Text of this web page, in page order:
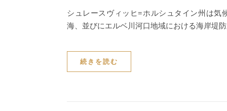
シュレースヴィッヒ=ホルシュタイン州は気
海、並びにエルベ川河口地域における海岸堤
続きを読む